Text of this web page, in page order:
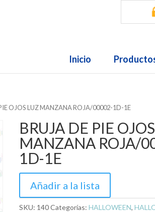
Inicio
OJOS LUZ MANZANA ROJA/00002-1D-1E
BRUJA DE PIE
MANZANA ROJA/
1D-1E
Añadir a la lista
SKU: 140Categorías:HALLOWEEN,